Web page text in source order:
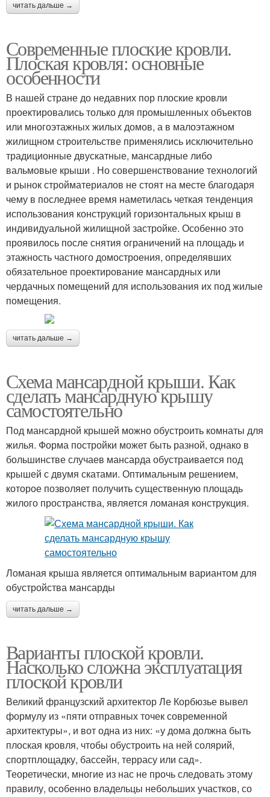
читать дальше →
Современные плоские кровли.
Плоская кровля: основные
особенности
В нашей стране до недавних пор плоские кровли
проектировались только для промышленных объектов
или многоэтажных жилых домов, а в малоэтажном
жилищном строительстве применялись исключительно
традиционные двускатные, мансардные либо
вальмовые крыши . Но совершенствование технологий
и рынок стройматериалов не стоят на месте благодаря
чему в последнее время наметилась четкая тенденция
использования конструкций горизонтальных крыш в
индивидуальной жилищной застройке. Особенно это
проявилось после снятия ограничений на площадь и
этажность частного домостроения, определявших
обязательное проектирование мансардных или
чердачных помещений для использования их под жилые
помещения.
читать дальше →
Схема мансардной крыши. Как
сделать мансардную крышу
самостоятельно
Под мансардной крышей можно обустроить комнаты для
жилья. Форма постройки может быть разной, однако в
большинстве случаев мансарда обустраивается под
крышей с двумя скатами. Оптимальным решением,
которое позволяет получить существенную площадь
жилого пространства, является ломаная конструкция.
Ломаная крыша является оптимальным вариантом для
обустройства мансарды
читать дальше →
Варианты плоской кровли.
Насколько сложна эксплуатация
плоской кровли
Великий французский архитектор Ле Корбюзье вывел
формулу из «пяти отправных точек современной
архитектуры», и вот одна из них: «у дома должна быть
плоская кровля, чтобы обустроить на ней солярий,
спортплощадку, бассейн, террасу или сад».
Теоретически, многие из нас не прочь следовать этому
правилу, особенно владельцы небольших участков, со